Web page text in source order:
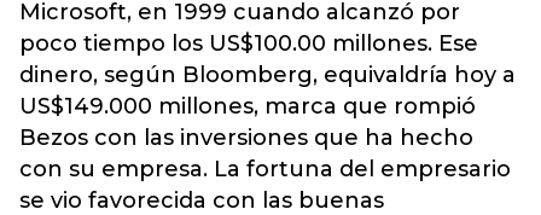
Microsoft, en 1999 cuando alcanzó por
poco tiempo los US$100.00 millones. Ese
dinero, según Bloomberg, equivaldría hoy a
US$149.000 millones, marca que rompió
Bezos con las inversiones que ha hecho
con su empresa. La fortuna del empresario
se vio favorecida con las buenas